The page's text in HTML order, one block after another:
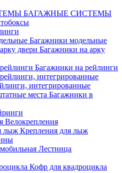
БАГАЖНЫЕ СИСТЕМЫ
Багажники модельные
Багажники на арку
Багажники на рейлинги
интегрированные
Багажники в
Велокрепления
Крепления для лыж
Лестница
Кофр для квадроцикла